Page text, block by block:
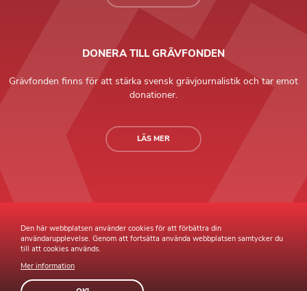
DONERA TILL GRÄVFONDEN
Grävfonden finns för att stärka svensk grävjournalistik och tar emot
donationer.
LÄS MER
Grävande Journalister © Copyright 2026 |
Easywebpubliceringsverktyg
Den här webbplatsen använder cookies för att förbättra din
användarupplevelse. Genom att fortsätta använda webbplatsen samtycker du
till att cookies används.
Mer information